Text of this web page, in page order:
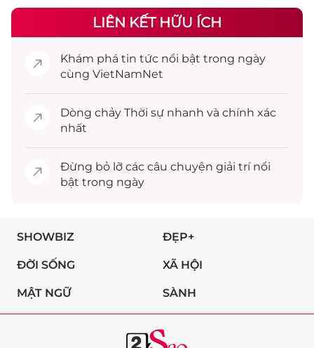
LIÊN KẾT HỮU ÍCH
Khám phá tin tức nổi bật trong ngày
cùng VietNamNet
Dòng chảy Thời sự nhanh và chính xác
nhất
Đừng bỏ lỡ các câu chuyện giải trínổi
bật trong ngày
SHOWBIZ ĐẸP+
ĐỜI SỐNG XÃ HỘI
MẬT NGỮ SÀNH